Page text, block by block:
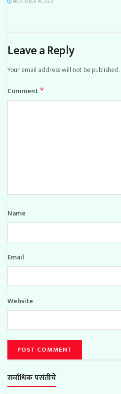
Leave a Reply
Your email address will not be published.
Comment *
Name
Email
Website
सर्वाधिक पसंतीचे